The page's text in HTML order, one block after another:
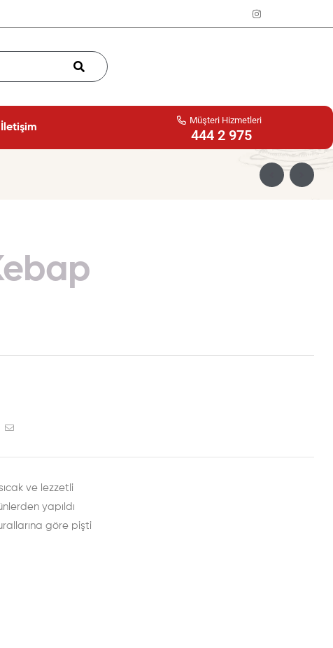
İletişim
Müşteri Hizmetleri
444 2 975
Pinterest
Email
ve lezzetli
yapıldı
göre pişti